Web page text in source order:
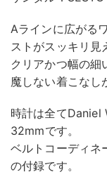
Aラインに広がる
ストがスッキリ見
クリアかつ幅の細
魔しない着こなし
時計は全てDaniel
32mmです。
ベルトコーディネ
の付録です。